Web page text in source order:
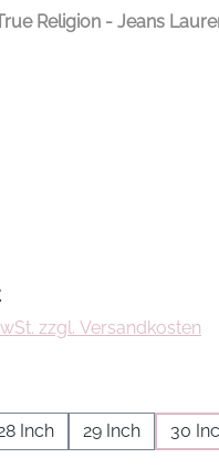
zzgl. Versandkosten
Inch 29 Inch 30